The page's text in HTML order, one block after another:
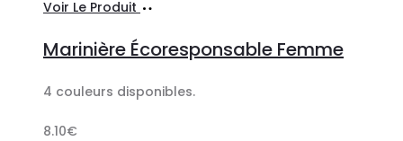
Voir Le Produit
panier
Marinière Écoresponsable Femme
4 couleurs disponibles.
8.10€